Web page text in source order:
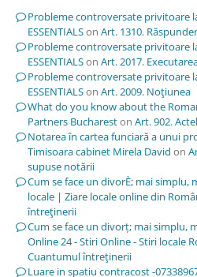
Probleme controversate privitoare
ESSENTIALSon Art. 1310.
Probleme controversate privitoare
ESSENTIALSon Art. 2017.
Probleme controversate privitoare
ESSENTIALSon Art. 2009. Noţiunea
What do you know about the
Partners Buchareston Art. 902.
Notarea în cartea funciară a unui
Timisoara cabinet Mirela David on
supuse notării
Cum se face un divorÈ; mai simplu,
locale | Ziare locale online din
întreţinerii
Cum se face un divorț; mai simplu,
Online 24 - Stiri Online - Stiri locale
Cuantumul întreţinerii
Luare in spatiu contracost -